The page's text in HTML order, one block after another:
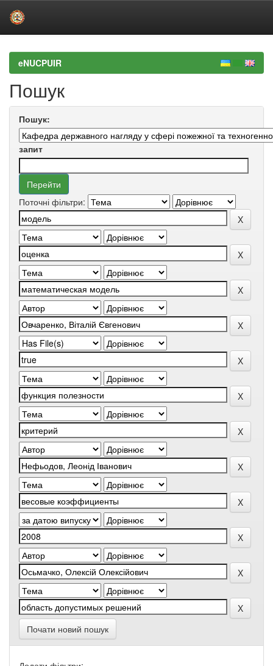
navigationeNUCPUIR
Пошук
Пошук:
запит
Поточні фільтри:
Почати новий пошук